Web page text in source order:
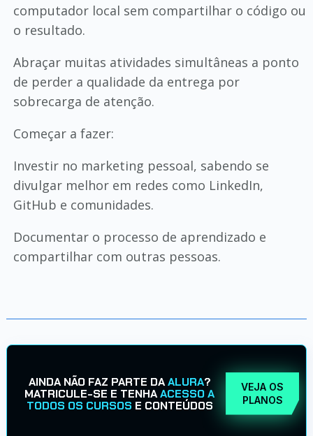
computador local sem compartilhar o código ou
o resultado.
Abraçar muitas atividades simultâneas a ponto
de perder a qualidade da entrega por
sobrecarga de atenção.
Começar a fazer:
Investir no marketing pessoal, sabendo se
divulgar melhor em redes como LinkedIn,
GitHub e comunidades.
Documentar o processo de aprendizado e
compartilhar com outras pessoas.
AINDA NÃO FAZ PARTE DAALURA?
MATRICULE-SE E TENHAACESSO A
TODOS OS CURSOS E CONTEÚDOS
VEJA OS
PLANOS